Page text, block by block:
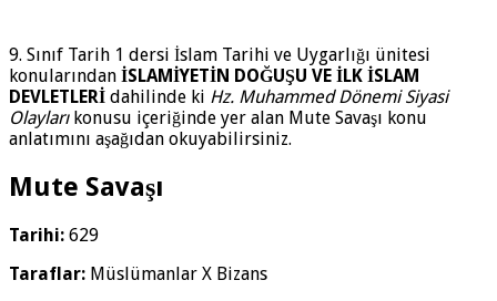
9. Sınıf Tarih 1 dersi İslam Tarihi ve Uygarlığı ünitesi
konularından İSLAMİYETİN DOĞUŞU VE İLK İSLAM
DEVLETLERİ dahilinde ki Hz. Muhammed Dönemi Siyasi
Olaylarıkonusu içeriğinde yer alan Mute Savaşı konu
anlatımını aşağıdan okuyabilirsiniz.
Mute Savaşı
Tarihi: 629
Taraflar: Müslümanlar X Bizans